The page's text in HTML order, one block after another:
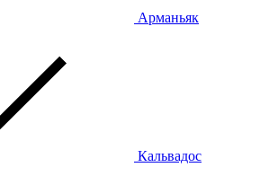
Арманьяк
Кальвадос